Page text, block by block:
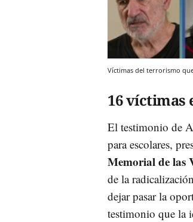
Víctimas del terrorismo
16 víctimas
El testimonio de
para escolares,
Memorial de las
de la
dejar pasar la
testimonio que la